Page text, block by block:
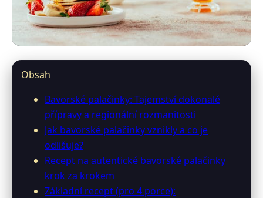
jejich přípravy a unikátnost
6. 3. 2026 · 10 min čtení · Autor: Jana Falknerová
Obsah
Bavorské palačinky: Tajemství dokonalé
přípravy a regionální rozmanitosti
Jak bavorské palačinky vznikly a co je
odlišuje?
Recept na autentické bavorské palačinky
krok za krokem
Základní recept (pro 4 porce):